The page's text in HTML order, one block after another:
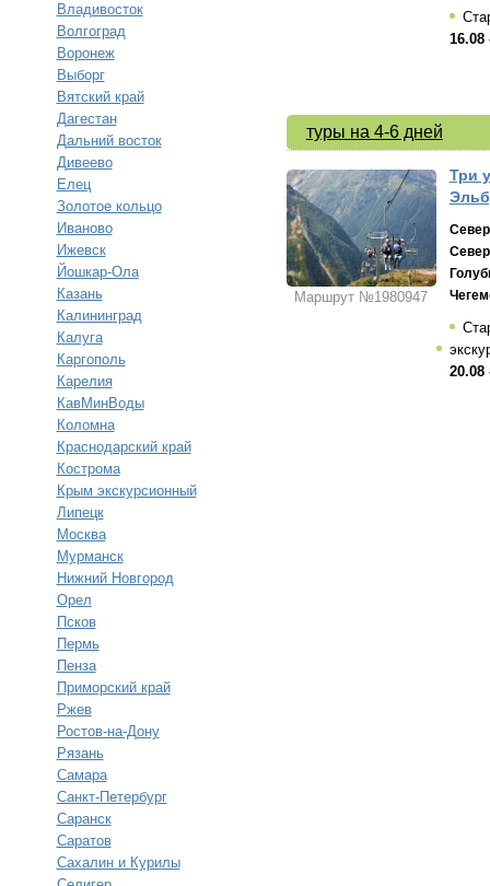
Владивосток
Волгоград
Воронеж
Выборг
Вятский край
Дагестан
Дальний восток
Дивеево
Елец
Золотое кольцо
Иваново
Ижевск
Йошкар-Ола
Казань
Калининград
Калуга
Каргополь
Карелия
КавМинВоды
Коломна
Краснодарский край
Кострома
Крым экскурсионный
Липецк
Москва
Мурманск
Нижний Новгород
Орел
Псков
Пермь
Пенза
Приморский край
Ржев
Ростов-на-Дону
Рязань
Самара
Санкт-Петербург
Саранск
Саратов
Сахалин и Курилы
16.08
туры на 4-6 дней
Маршрут №1980947
Три
20.08